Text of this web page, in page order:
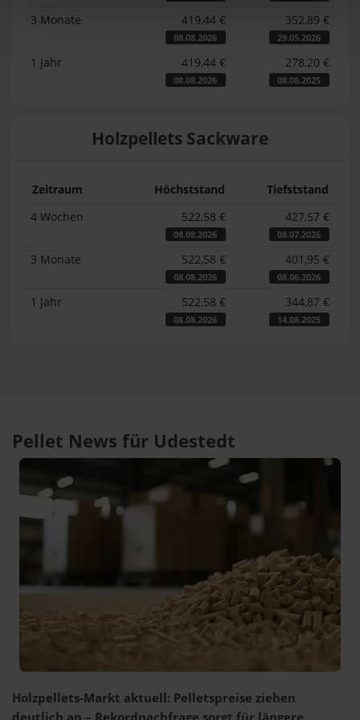
3 Monate 419,44 €
08.08.2026
352,89 €
29.05.2026
1 Jahr 419,44 €
08.08.2026
278,20 €
08.08.2025
Holzpellets Sackware
Zeitraum Höchststand
Tiefststand
4 Wochen
522,58 €
08.08.2026
427,57 €
08.07.2026
3 Monate 522,58 €
08.08.2026
401,95 €
08.06.2026
1 Jahr 522,58 €
08.08.2026
344,87 €
14.08.2025
Pellet News für Udestedt
Holzpellets-Markt aktuell: Pelletspreise ziehen